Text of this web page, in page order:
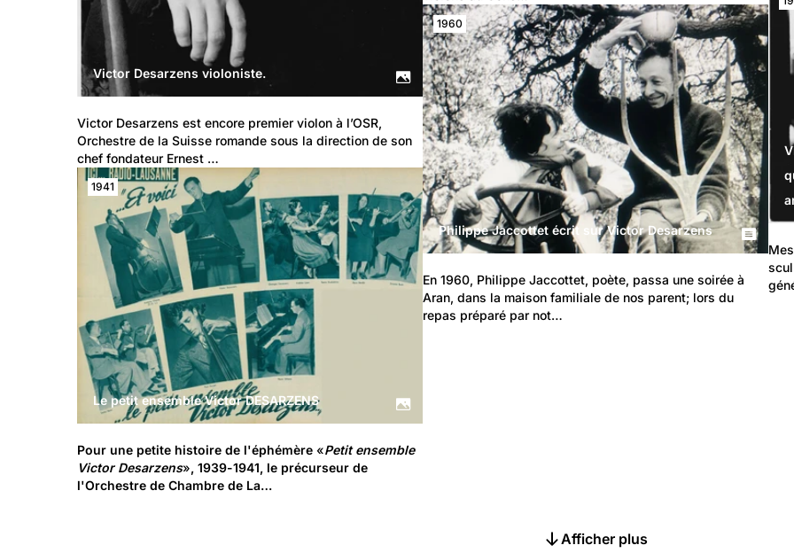
Victor Desarzens violoniste.
Victor Desarzens est encore premier violon à l’OSR,
Orchestre de la Suisse romande sous la direction de son
chef fondateur Ernest …
1941
Le petit ensemble Victor DESARZENS
Pour une petite histoire de l'éphémère «Petit ensemble
Victor Desarzens», 1939-1941, le précurseur de
l'Orchestre de Chambre de La…
1960
Philippe Jaccottet écrit sur Victor Desarzens
En 1960, Philippe Jaccottet, poète, passa une soirée à
Aran, dans la maison familiale de nos parent; lors du
repas préparé par not…
Afficher plus